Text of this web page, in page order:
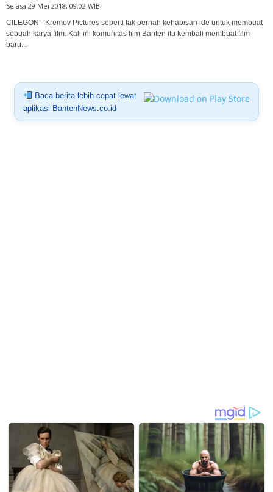
Selasa 29 Mei 2018, 09:02 WIB
CILEGON - Kremov Pictures seperti tak pernah kehabisan ide untuk membuat
sebuah karya film. Kali ini komunitas film Banten itu kembali membuat film
baru...
Baca berita lebih cepat lewat
aplikasi BantenNews.co.id